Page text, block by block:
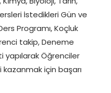
Biyoloji, Tarih,
İstedikleri Gün ve
Programı, Koçluk
takip, Deneme
yapılarak Öğrenciler
kazanmak için başarı